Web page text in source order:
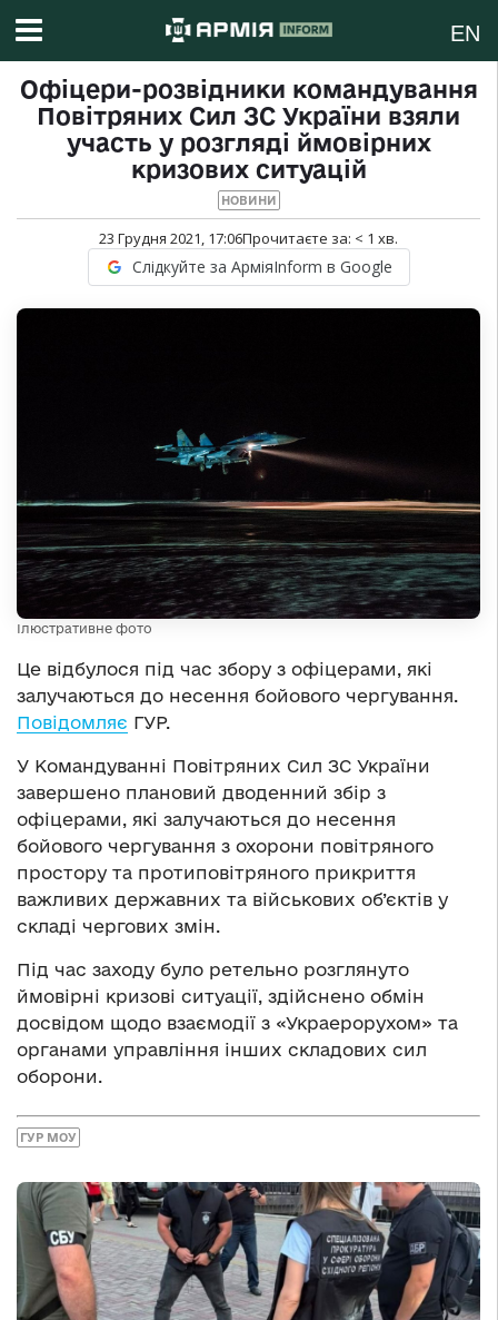
EN
Офіцери-розвідники командування
Повітряних Сил ЗС України взяли
участь у розгляді ймовірних
кризових ситуацій
НОВИНИ
23 Грудня 2021, 17:06Прочитаєте за: < 1 хв.
Слідкуйте за АрміяInform в Google
Ілюстративне фото
Це відбулося під час збору з офіцерами, які
залучаються до несення бойового чергування.
Повідомляє ГУР.
У Командуванні Повітряних Сил ЗС України
завершено плановий дводенний збір з
офіцерами, які залучаються до несення
бойового чергування з охорони повітряного
простору та протиповітряного прикриття
важливих державних та військових об’єктів у
складі чергових змін.
Під час заходу було ретельно розглянуто
ймовірні кризові ситуації, здійснено обмін
досвідом щодо взаємодії з «Украерорухом» та
органами управління інших складових сил
оборони.
ГУР МОУ